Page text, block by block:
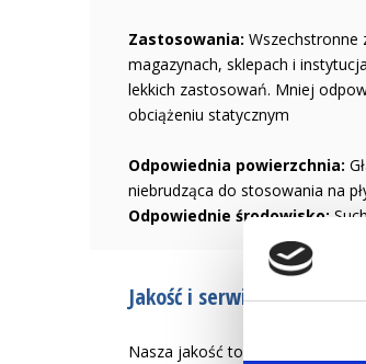
Zastosowania: Wszechstronne
magazynach, sklepach i
lekkich zastosowań. Mniej
obciążeniu statycznym
Odpowiednia powierzchnia:
niebrudząca do stosowania na
Odpowiednie środowisko:
Jakość i serwis od 1946 r.
Nasza jakość to tworzenie